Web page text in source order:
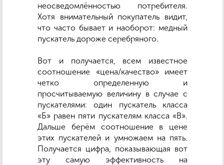
неосведомлённостью потребителя.
Хотя внимательный покупатель видит,
что часто бывает и наоборот: медный
пускатель дороже серебряного.
Вот и получается, всем известное
соотношение «цена/качество» имеет
четко определенную и
просчитываемую величину в случае с
пускателями: один пускатель класса
«Б» равен пяти пускателям класса «В».
Дальше берём соотношение в цене
этих пускателей и умножаем на пять.
Получается цифра, показывающая вот
эту самую эффективность на